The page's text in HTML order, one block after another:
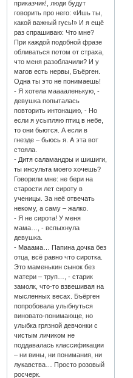
приказчик!, люди будут
говорить про него: «Ишь ты,
какой важный гусь!» И я ещё
раз спрашиваю: Что мне?
При каждой подобной фразе
обливаться потом от страха,
что меня разоблачили? И у
магов есть нервы, Бъёрген.
Одна ты это не понимаешь!
- Я хотела мааааленькую, -
девушка попыталась
повторить интонацию, - Но
если я усыпляю птиц в небе,
то они бьются. А если в
гнезде – бьюсь я. А эта вот
стояла.
- Дитя саламандры и шишиги,
ты инсульта моего хочешь?
Говорили мне: не бери на
старости лет сироту в
ученицы. За неё отвечать
некому, а саму – жалко.
- Я не сирота! У меня
мама…, - вспыхнула
девушка.
- Мааама… Папина дочка без
отца, всё равно что сиротка.
Это маменькин сынок без
матери – труп…, - старик
замолк, что-то взвешивая на
мысленных весах. Бъёрген
попробовала улыбнуться
виновато-понимающе, но
улыбка грязной девчонки с
чистым личиком не
поддавалась классификации
– ни вины, ни понимания, ни
лукавства… Просто розовый
росчерк.